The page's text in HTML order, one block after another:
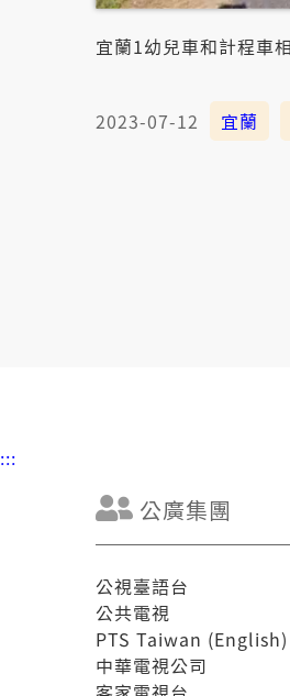
宜蘭1幼兒車和計程車
2023-07-12 宜蘭
:::
公廣集團
公視臺語台
公共電視
PTS Taiwan (English)
中華電視公司